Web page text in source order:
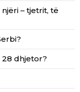
– tjetrit, të
28 dhjetor?